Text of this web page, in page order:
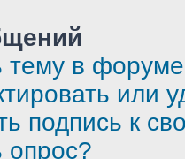
тему в
или
подпись к
опрос?